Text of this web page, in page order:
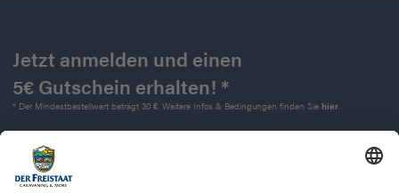
Jetzt anmelden und einen
5€ Gutschein erhalten! *
* Der Mindestbestellwert beträgt 30 €. Weitere Infos & Bedingungen finden Sie hier.